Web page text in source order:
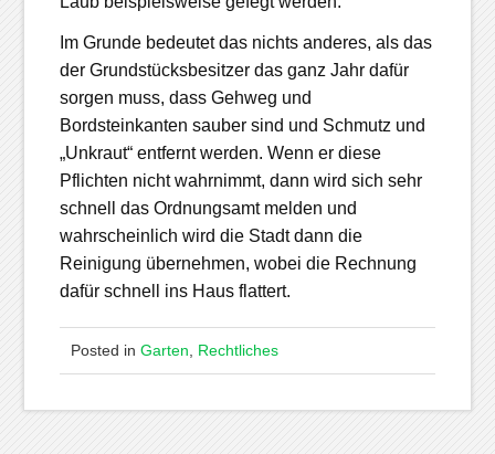
Im Grunde bedeutet das nichts anderes, als das
der Grundstücksbesitzer das ganz Jahr dafür
sorgen muss, dass Gehweg und
Bordsteinkanten sauber sind und Schmutz und
„Unkraut“ entfernt werden. Wenn er diese
Pflichten nicht wahrnimmt, dann wird sich sehr
schnell das Ordnungsamt melden und
wahrscheinlich wird die Stadt dann die
Reinigung übernehmen, wobei die Rechnung
dafür schnell ins Haus flattert.
Posted in Garten, Rechtliches